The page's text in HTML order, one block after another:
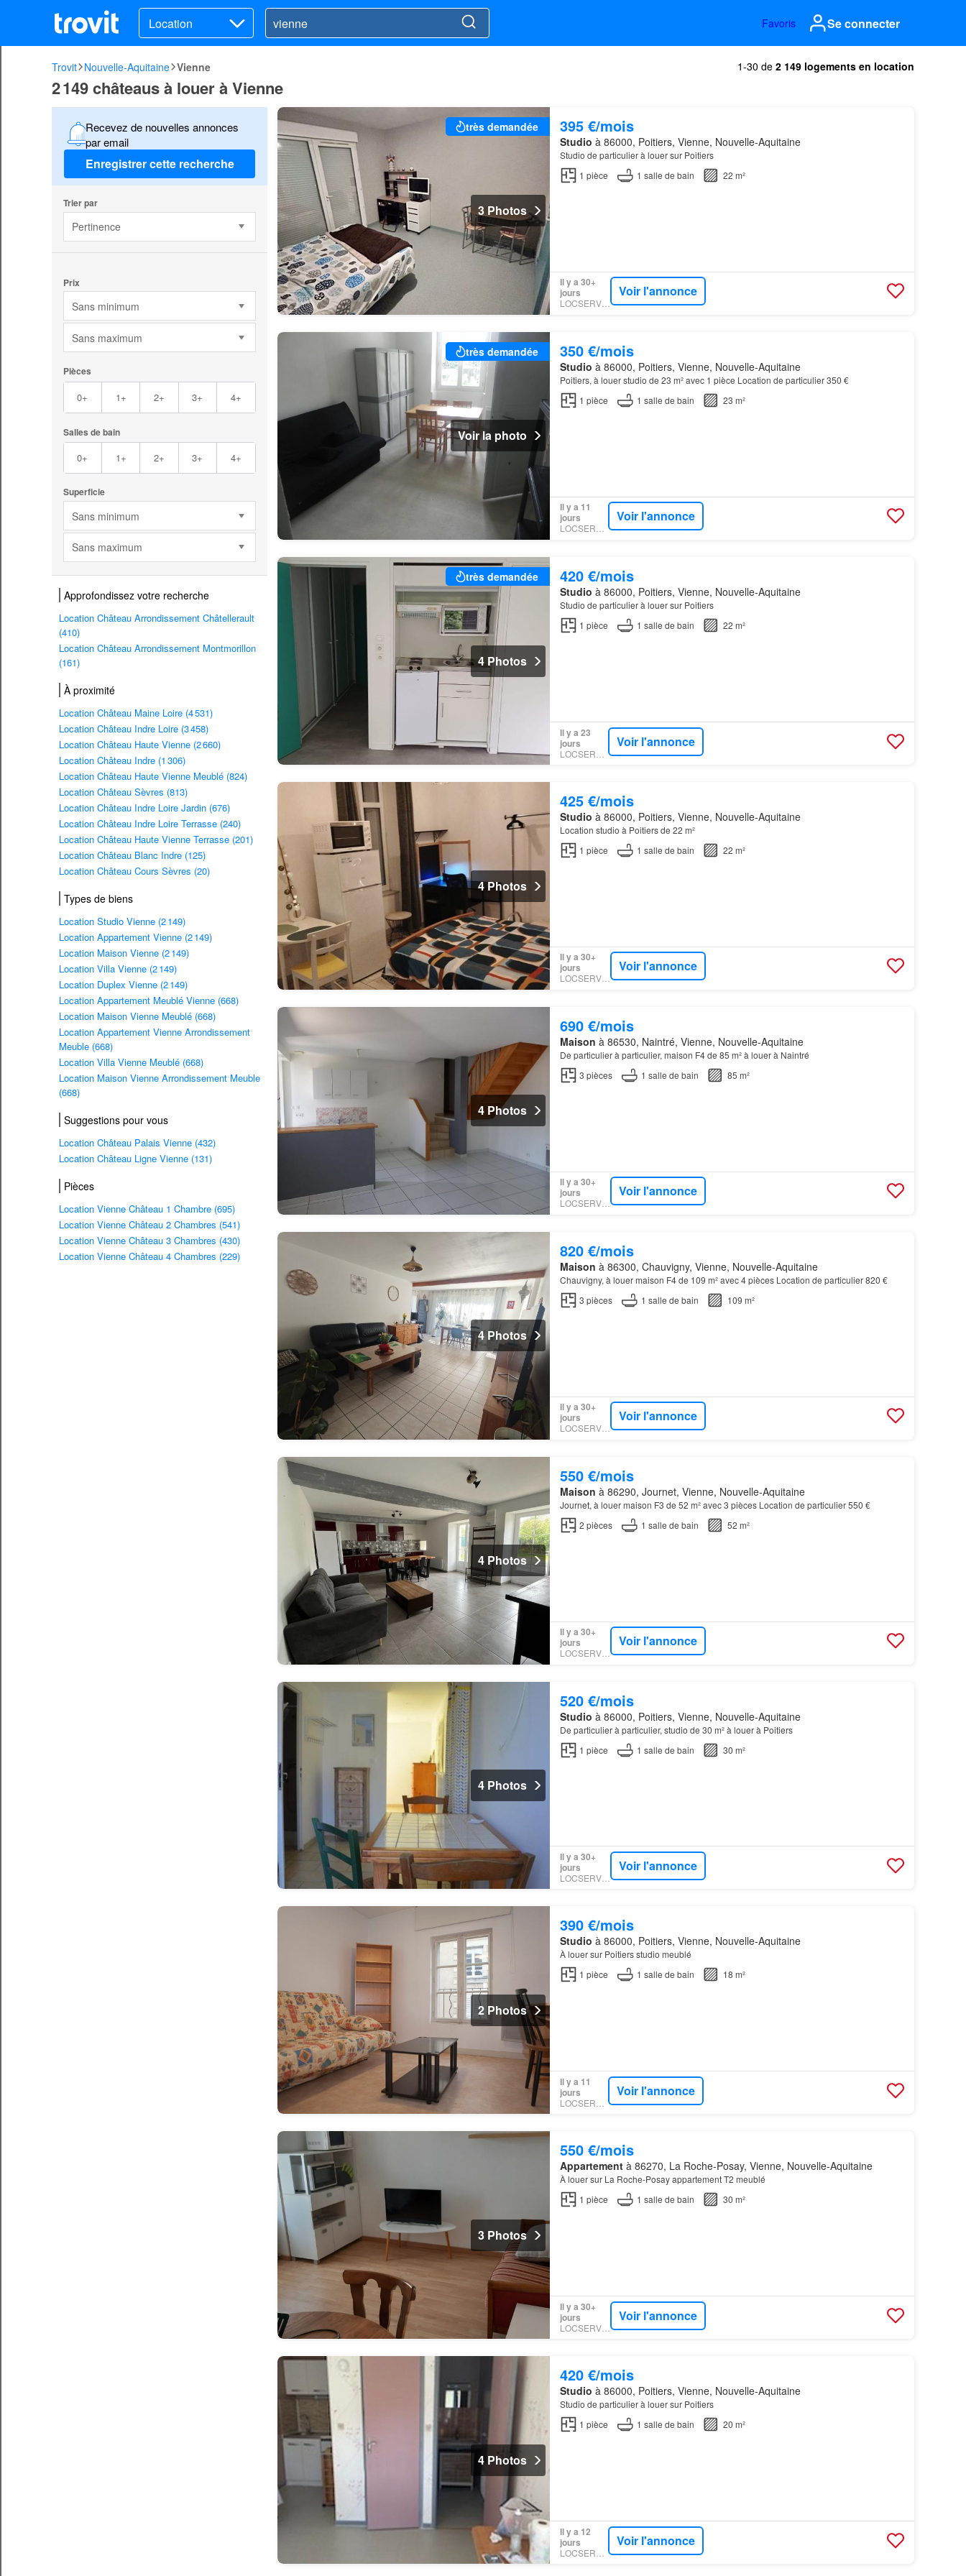
Location Favoris Se connecter
Trovit Nouvelle-Aquitaine Vienne 1-30 de 2 149 logements en location
2 149 châteaus à louer à Vienne
Recevez de nouvelles annonces
par email
Enregistrer cette recherche
Trier par
Pertinence
Prix
Sans minimum
Sans maximum
Pièces
0+ 1+ 2+ 3+ 4+
Salles de bain
0+ 1+ 2+ 3+ 4+
Superficie
Sans minimum
Sans maximum
Approfondissez votre recherche
Location Château Arrondissement Châtellerault
(410)
Location Château Arrondissement Montmorillon
(161)
À proximité
Location Château Maine Loire (4 531)
Location Château Indre Loire (3 458)
Location Château Haute Vienne (2 660)
Location Château Indre (1 306)
Location Château Haute Vienne Meublé (824)
Location Château Sèvres (813)
Location Château Indre Loire Jardin (676)
Location Château Indre Loire Terrasse (240)
Location Château Haute Vienne Terrasse (201)
Location Château Blanc Indre (125)
Location Château Cours Sèvres (20)
Types de biens
Location Studio Vienne (2 149)
Location Appartement Vienne (2 149)
Location Maison Vienne (2 149)
Location Villa Vienne (2 149)
Location Duplex Vienne (2 149)
Location Appartement Meublé Vienne (668)
Location Maison Vienne Meublé (668)
Location Appartement Vienne Arrondissement
Meuble (668)
Location Villa Vienne Meublé (668)
Location Maison Vienne Arrondissement Meuble
(668)
Suggestions pour vous
Location Château Palais Vienne (432)
Location Château Ligne Vienne (131)
Pièces
Location Vienne Château 1 Chambre (695)
Location Vienne Château 2 Chambres (541)
Location Vienne Château 3 Chambres (430)
Location Vienne Château 4 Chambres (229)
très demandée
3 Photos
395 €/mois
Studio à 86000, Poitiers, Vienne, Nouvelle-Aquitaine
Studio de particulier à louer sur Poitiers
1 pièce 1 salle de bain 22 m²
Il y a 30+
jours
LOCSERVICE
Voir l'annonce
très demandée
Voir la photo
350 €/mois
Studio à 86000, Poitiers, Vienne, Nouvelle-Aquitaine
Poitiers, à louer studio de 23 m² avec 1 pièce Location de particulier 350 €
1 pièce 1 salle de bain 23 m²
Il y a 11
jours
LOCSERVICE
Voir l'annonce
très demandée
4 Photos
420 €/mois
Studio à 86000, Poitiers, Vienne, Nouvelle-Aquitaine
Studio de particulier à louer sur Poitiers
1 pièce 1 salle de bain 22 m²
Il y a 23
jours
Voir l'annonce
4 Photos
425 €/mois
Studio à 86000, Poitiers, Vienne, Nouvelle-Aquitaine
Location studio à Poitiers de 22 m²
1 pièce 1 salle de bain 22 m²
Il y a 30+
jours
LOCSERVICE
Voir l'annonce
4 Photos
690 €/mois
Maison à 86530, Naintré, Vienne, Nouvelle-Aquitaine
De particulier à particulier, maison F4 de 85 m² à louer à Naintré
3 pièces 1 salle de bain 85 m²
Il y a 30+
jours
LOCSERVICE
Voir l'annonce
4 Photos
820 €/mois
Maison à 86300, Chauvigny, Vienne, Nouvelle-Aquitaine
Chauvigny, à louer maison F4 de 109 m² avec 4 pièces Location de particulier 820 €
3 pièces 1 salle de bain 109 m²
Il y a 30+
jours
LOCSERVICE
Voir l'annonce
4 Photos
550 €/mois
Maison à 86290, Journet, Vienne, Nouvelle-Aquitaine
Journet, à louer maison F3 de 52 m² avec 3 pièces Location de particulier 550 €
2 pièces 1 salle de bain 52 m²
Il y a 30+
jours
LOCSERVICE
Voir l'annonce
4 Photos
520 €/mois
Studio à 86000, Poitiers, Vienne, Nouvelle-Aquitaine
De particulier à particulier, studio de 30 m² à louer à Poitiers
1 pièce 1 salle de bain 30 m²
Il y a 30+
jours
LOCSERVICE
Voir l'annonce
2 Photos
390 €/mois
Studio à 86000, Poitiers, Vienne, Nouvelle-Aquitaine
À louer sur Poitiers studio meublé
1 pièce 1 salle de bain 18 m²
Il y a 11
jours
Voir l'annonce
3 Photos
550 €/mois
Appartementà 86270, La Roche-Posay, Vienne, Nouvelle-Aquitaine
À louer sur La Roche-Posay appartement T2 meublé
1 pièce 1 salle de bain 30 m²
Il y a 30+
jours
LOCSERVICE
Voir l'annonce
4 Photos
420 €/mois
Studio à 86000, Poitiers, Vienne, Nouvelle-Aquitaine
Studio de particulier à louer sur Poitiers
1 pièce 1 salle de bain 20 m²
Il y a 12
jours
Voir l'annonce